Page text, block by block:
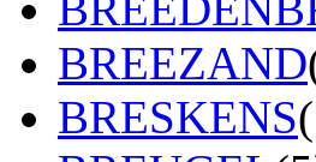
BREEZAND
BRESKENS